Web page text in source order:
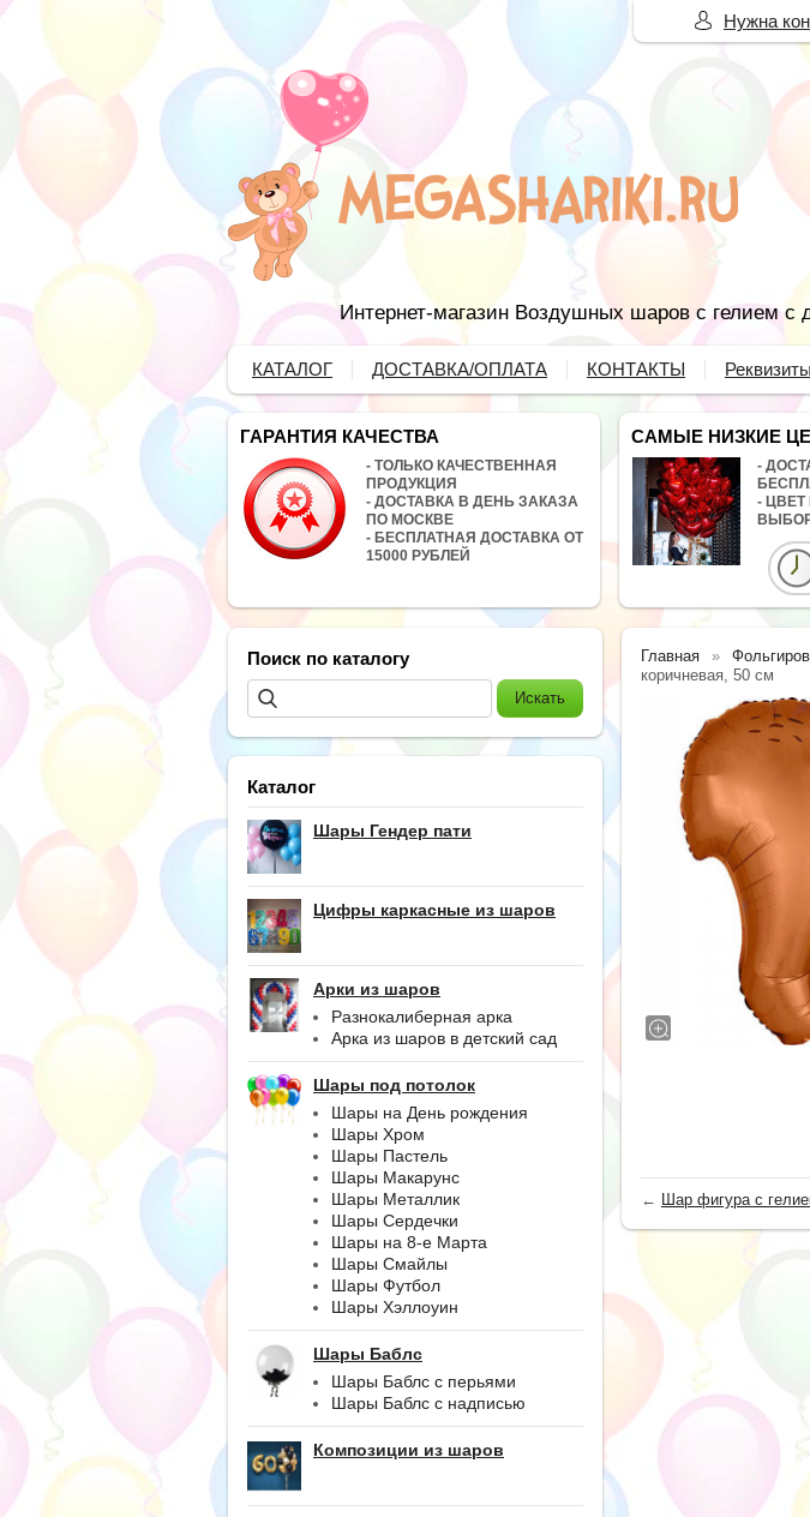
Интернет-магазин Воздушных шаров с гелием с
КАТАЛОГ ДОСТАВКА/ОПЛАТА КОНТАКТЫ Реквизиты
ГАРАНТИЯ КАЧЕСТВА
- ТОЛЬКО КАЧЕСТВЕННАЯ
ПРОДУКЦИЯ
- ДОСТАВКА В ДЕНЬ ЗАКАЗА
ПО МОСКВЕ
- БЕСПЛАТНАЯ ДОСТАВКА ОТ
15000 РУБЛЕЙ
САМЫЕ НИЗКИЕ
-
-
Поиск по каталогу
Каталог
Шары Гендер пати
Цифры каркасные из шаров
Арки из шаров
Разнокалиберная арка
Арка из шаров в детский сад
Шары под потолок
Шары на День рождения
Шары Хром
Шары Пастель
Шары Макарунс
Шары Металлик
Шары Сердечки
Шары на 8-е Марта
Шары Смайлы
Шары Футбол
Шары Хэллоуин
Шары Баблс
Шары Баблс с перьями
Шары Баблс с надписью
Композиции из шаров
Главная
коричневая, 50 см
← Шар фигура с
Нужна